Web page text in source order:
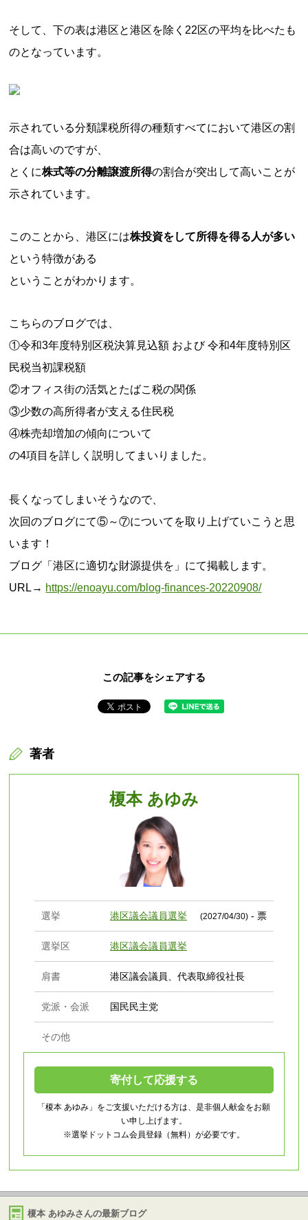
そして、下の表は港区と港区を除く22区の平均を比べたも
のとなっています。
示されている分類課税所得の種類すべてにおいて港区の割
合は高いのですが、
とくに株式等の分離譲渡所得の割合が突出して高いことが
示されています。
このことから、港区には株投資をして所得を得る人が多い
という特徴がある
ということがわかります。
こちらのブログでは、
①令和3年度特別区税決算見込額 および 令和4年度特別区
民税当初課税額
②オフィス街の活気とたばこ税の関係
③少数の高所得者が支える住民税
④株売却増加の傾向について
の4項目を詳しく説明してまいりました。
長くなってしまいそうなので、
次回のブログにて⑤～⑦についてを取り上げていこうと思
います！
ブログ「港区に適切な財源提供を」にて掲載します。
URL→ https://enoayu.com/blog-finances-20220908/
この記事をシェアする
著者
榎本 あゆみ
選挙 港区議会議員選挙 (2027/04/30)- 票
選挙区 港区議会議員選挙
肩書 港区議会議員、代表取締役社長
党派・会派 国民民主党
その他
寄付して応援する
「榎本 あゆみ」をご支援いただける方は、是非個人献金をお願
い申し上げます。
※選挙ドットコム会員登録（無料）が必要です。
榎本 あゆみさんの最新ブログ